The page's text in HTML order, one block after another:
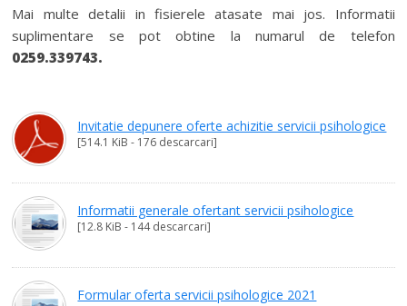
Mai multe detalii in fisierele atasate mai jos. Informatii
suplimentare se pot obtine la numarul de telefon
0259.339743.
Invitatie depunere oferte achizitie servicii psihologice
[514.1 KiB - 176 descarcari]
Informatii generale ofertant servicii psihologice
[12.8 KiB - 144 descarcari]
Formular oferta servicii psihologice 2021